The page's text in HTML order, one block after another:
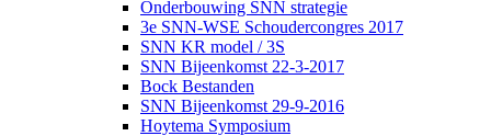
Onderbouwing SNN strategie
3e SNN-WSE Schoudercongres 2017
SNN KR model / 3S
SNN Bijeenkomst 22-3-2017
Bock Bestanden
SNN Bijeenkomst 29-9-2016
Hoytema Symposium